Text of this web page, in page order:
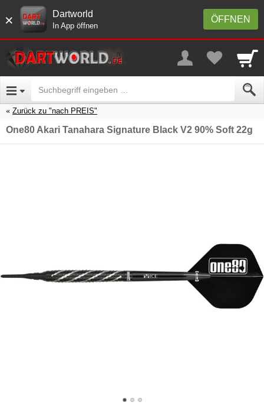
× ÖFFNEN
Dartworld
In App öffnen
Zurück zu "nach PREIS"
One80 Akari Tanahara Signature Black V2 90% Soft 22g